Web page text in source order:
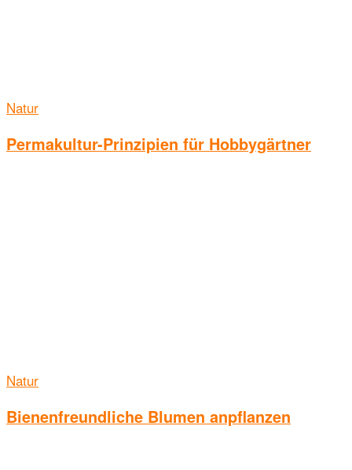
Natur
Permakultur-Prinzipien für Hobbygärtner
Natur
Bienenfreundliche Blumen anpflanzen